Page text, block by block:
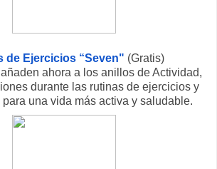
de Ejercicios “Seven" (Gratis)
ahora a los anillos de Actividad,
durante las rutinas de ejercicios y
una vida más activa y saludable.